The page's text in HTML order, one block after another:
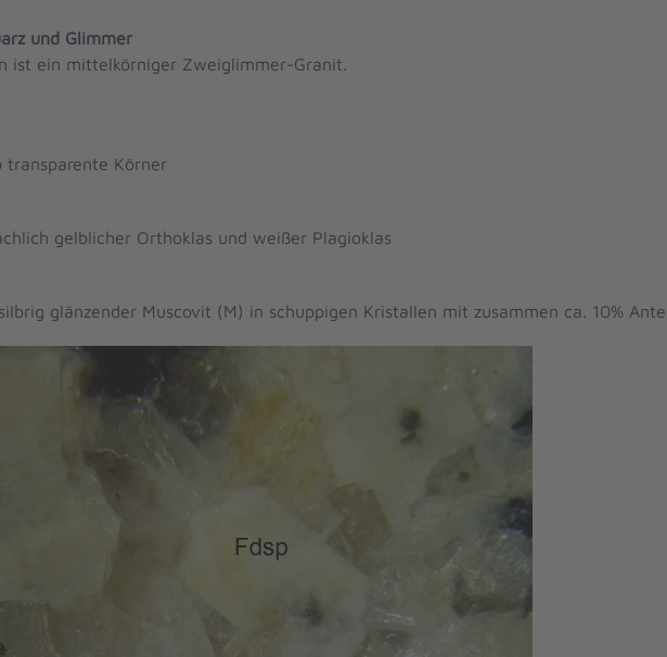
und Glimmer
ist ein mittelkörniger Zweiglimmer-Granit.
transparente Körner
gelblicher Orthoklas und weißer Plagioklas
glänzender Muscovit (M) in schuppigen Kristallen mit zusammen ca. 10%